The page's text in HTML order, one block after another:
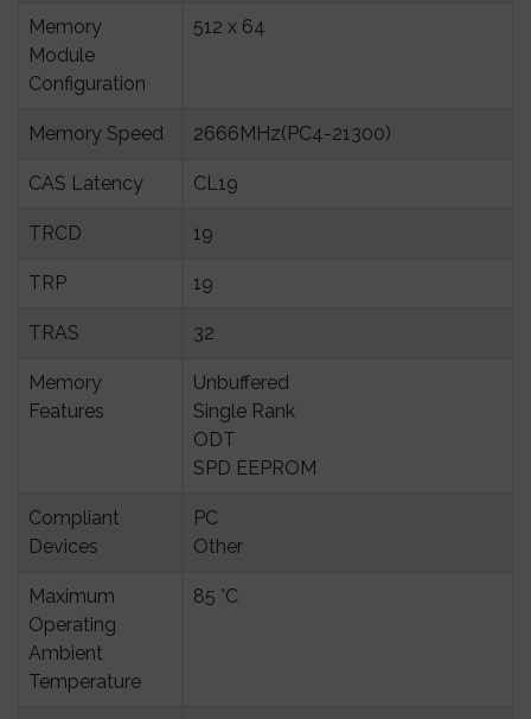
Memory
Module
Configuration
512 x 64
Memory Speed 2666MHz(PC4-21300)
CAS Latency CL19
TRCD 19
TRP 19
TRAS 32
Memory
Features
Unbuffered
Single Rank
ODT
SPD EEPROM
Compliant
Devices
PC
Other
Maximum
Operating
Ambient
Temperature
85 °C